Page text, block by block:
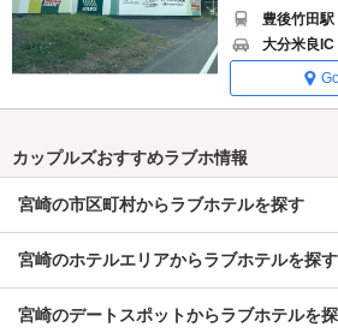
豊後竹田
大分米良IC
カップルズおすすめラブホ情報
宮崎の市区町村からラブホテルを探す
宮崎のホテルエリアからラブホテルを探す
宮崎のデートスポットからラブホテルを